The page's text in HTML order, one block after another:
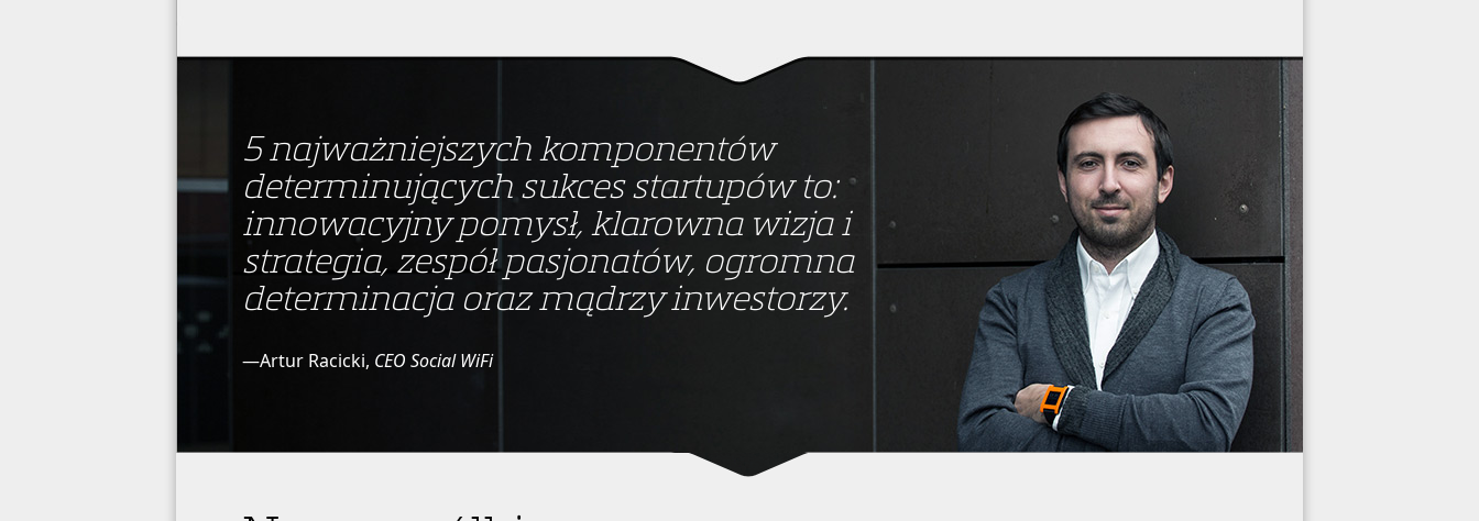
5 najważniejszych komponentów
determinujących sukces startupów to:
innowacyjny pomysł, klarowna wizja i
strategia, zespół pasjonatów, ogromna
determinacja oraz mądrzy inwestorzy.
—Artur Racicki, CEO Social WiFi